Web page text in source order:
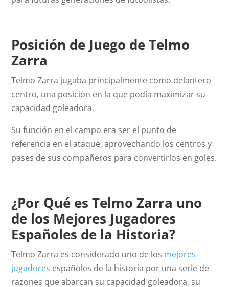
Posición de Juego de Telmo
Zarra
Telmo Zarra jugaba principalmente como delantero
centro, una posición en la que podía maximizar su
capacidad goleadora.
Su función en el campo era ser el punto de
referencia en el ataque, aprovechando los centros y
pases de sus compañeros para convertirlos en goles.
¿Por Qué esTelmo Zarra uno
de los Mejores Jugadores
Españoles de la Historia?
Telmo Zarra es considerado uno de los mejores
jugadores españoles de la historia por una serie de
razones que abarcan su capacidad goleadora, su